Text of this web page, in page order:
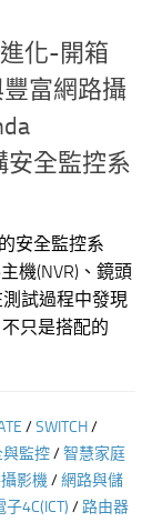
化-開箱
豐富網路攝
安全監控系
安全監控系
機(NVR)、鏡頭
測試過程中發現
只是搭配的
/SWITCH/
與監控/智慧家庭
影機/網路與儲
4C(ICT) / 路由器